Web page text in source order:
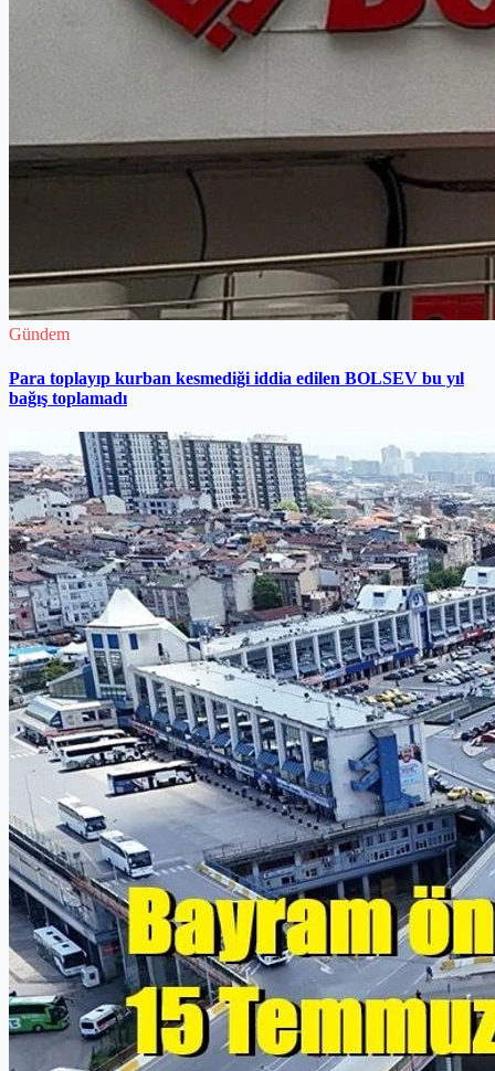
Gündem
Para toplayıp kurban kesmediği iddia edilen BOLSEV bu yıl
bağış toplamadı